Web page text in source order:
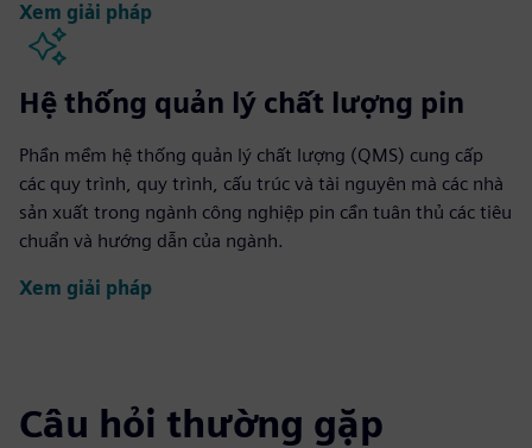
Xem giải pháp
Hệ thống quản lý chất lượng pin
Phần mềm hệ thống quản lý chất lượng (QMS) cung cấp
các quy trình, quy trình, cấu trúc và tài nguyên mà các nhà
sản xuất trong ngành công nghiệp pin cần tuân thủ các tiêu
chuẩn và hướng dẫn của ngành.
Xem giải pháp
Câu hỏi thường gặp